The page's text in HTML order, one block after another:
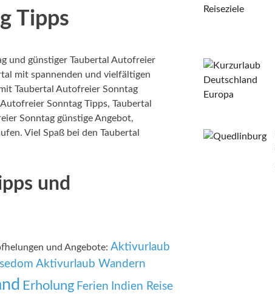
Tipps
und günstiger Taubertal Autofreier
mit spannenden und vielfältigen
Taubertal Autofreier Sonntag
Sonntag Tipps, Taubertal
Sonntag günstige Angebot,
Viel Spaß bei den Taubertal
und
und Angebote: Aktivurlaub
Aktivurlaub Wandern
Erholung Ferien Indien Reise